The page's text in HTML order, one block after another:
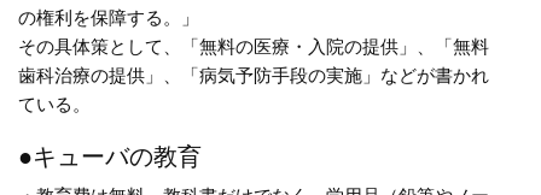
の権利を保障する。」
その具体策として、「無料の医療・入院の提供」、「無料
歯科治療の提供」、「病気予防手段の実施」などが書かれ
ている。
●キューバの教育